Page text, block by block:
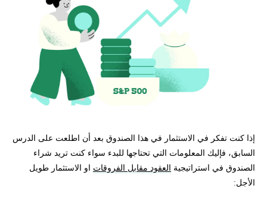
إذا كنت تفكر في الاستثمار في هذا الصندوق بعد أن اطلعت على الدرس
السابق، فإليك المعلومات التي تحتاجها للبدء سواء كنت تريد شراء
الصندوق في استراتيجية العقود مقابل الفروقات او الاستثمار طويل
الأجل: